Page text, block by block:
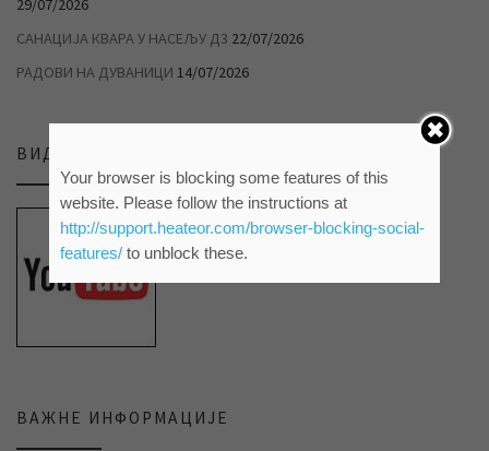
29/07/2026
САНАЦИЈА КВАРА У НАСЕЉУ Д3 22/07/2026
РАДОВИ НА ДУВАНИЦИ 14/07/2026
ВИДЕО ПРИЛОЗИ НА НАШЕМ ЈУТЈУБ КАНАЛУ
ВАЖНЕ ИНФОРМАЦИЈЕ
Your browser is blocking some features of this
website. Please follow the instructions at
http://support.heateor.com/browser-blocking-social-
features/to unblock these.